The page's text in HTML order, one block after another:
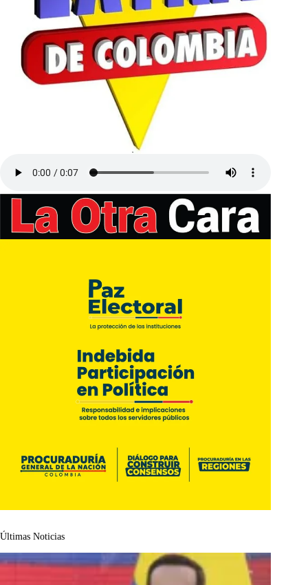
Últimas Noticias